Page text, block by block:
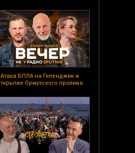
Атака БПЛА на Геленджик и
Ормузского пролива